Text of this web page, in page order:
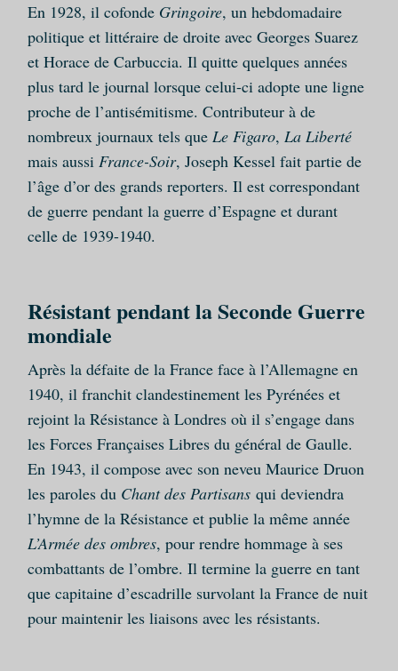
En 1928, il cofonde Gringoire, un hebdomadaire
politique et littéraire de droite avec Georges Suarez
et Horace de Carbuccia. Il quitte quelques années
plus tard le journal lorsque celui-ci adopte une ligne
proche de l’antisémitisme. Contributeur à de
nombreux journaux tels que Le Figaro, La Liberté
mais aussi France-Soir, Joseph Kessel fait partie de
l’âge d’or des grands reporters. Il est correspondant
de guerre pendant la guerre d’Espagne et durant
celle de 1939-1940.
Résistant pendant la Seconde Guerre
mondiale
Après la défaite de la France face à l’Allemagne en
1940, il franchit clandestinement les Pyrénées et
rejoint la Résistance à Londres où il s’engage dans
les Forces Françaises Libres du général de Gaulle.
En 1943, il compose avec son neveu Maurice Druon
les paroles du Chant des Partisans qui deviendra
l’hymne de la Résistance et publie la même année
L’Armée des ombres, pour rendre hommage à ses
combattants de l’ombre. Il termine la guerre en tant
que capitaine d’escadrille survolant la France de nuit
pour maintenir les liaisons avec les résistants.